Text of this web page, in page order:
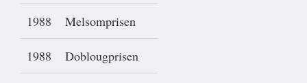
1988 Melsomprisen
1988 Doblougprisen